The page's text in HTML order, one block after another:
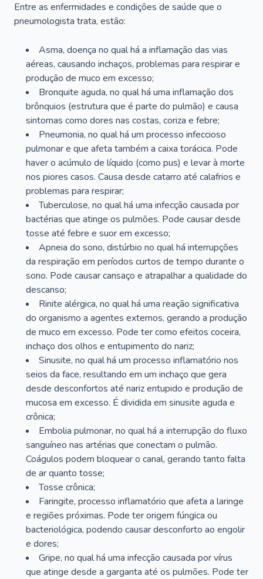
Entre as enfermidades e condições de saúde que o
pneumologista trata, estão:
Asma, doença no qual há a inflamação das vias
aéreas, causando inchaços, problemas para respirar e
produção de muco em excesso;
Bronquite aguda, no qual há uma inflamação dos
brônquios (estrutura que é parte do pulmão) e causa
sintomas como dores nas costas, coriza e febre;
Pneumonia, no qual há um processo infeccioso
pulmonar e que afeta também a caixa torácica. Pode
haver o acúmulo de líquido (como pus) e levar à morte
nos piores casos. Causa desde catarro até calafrios e
problemas para respirar;
Tuberculose, no qual há uma infecção causada por
bactérias que atinge os pulmões. Pode causar desde
tosse até febre e suor em excesso;
Apneia do sono, distúrbio no qual há interrupções
da respiração em períodos curtos de tempo durante o
sono. Pode causar cansaço e atrapalhar a qualidade do
descanso;
Rinite alérgica, no qual há uma reação significativa
do organismo a agentes externos, gerando a produção
de muco em excesso. Pode ter como efeitos coceira,
inchaço dos olhos e entupimento do nariz;
Sinusite, no qual há um processo inflamatório nos
seios da face, resultando em um inchaço que gera
desde desconfortos até nariz entupido e produção de
mucosa em excesso. É dividida em sinusite aguda e
crônica;
Embolia pulmonar, no qual há a interrupção do fluxo
sanguíneo nas artérias que conectam o pulmão.
Coágulos podem bloquear o canal, gerando tanto falta
de ar quanto tosse;
Tosse crônica;
Faringite, processo inflamatório que afeta a laringe
e regiões próximas. Pode ter origem fúngica ou
bacteriológica, podendo causar desconforto ao engolir
e dores;
Gripe, no qual há uma infecção causada por vírus
que atinge desde a garganta até os pulmões. Pode ter